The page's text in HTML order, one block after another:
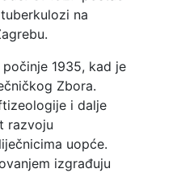
na
1935, kad je
Zbora.
i dalje
razvoju
uopće.
izgrađuju